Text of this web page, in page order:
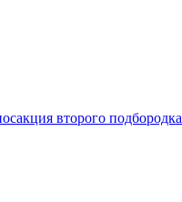
второго подбородка